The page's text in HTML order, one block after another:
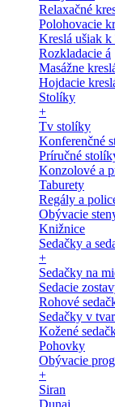
Relaxačné
Polohovacie
Kreslá ušiak
Rozkladacie á
Masážne
Hojdacie
Stolíky
+
Tv stolíky
Konferenčné
Príručné
Konzolové a
Taburety
Regály a
Obývacie
Knižnice
Sedačky a
+
Sedačky na
Sedacie
Rohové
Sedačky v
Kožené
Pohovky
Obývacie
+
Siran
Dunaj